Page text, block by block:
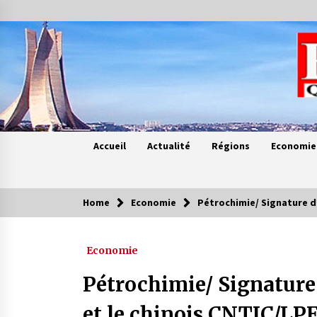
to
content
Accueil Actualité Régions Economie
Contes de chez nous
4 ans ago
Home Economie Pétrochimie/ Signature
Economie
Pétrochimie/